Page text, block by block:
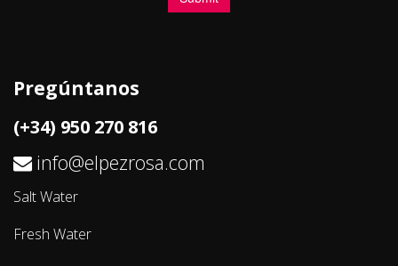
Pregúntanos
(+34) 950 270 816
info@elpezrosa.com
Salt Water
Fresh Water